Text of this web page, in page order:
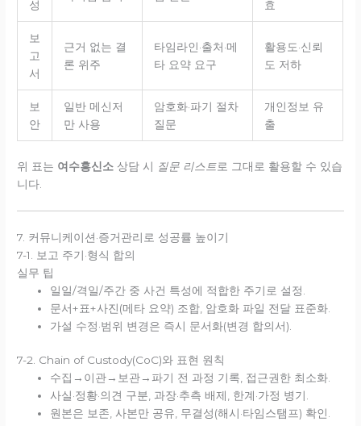
성 효
보
고
서
근거 없는 결
론 위주
타임라인·출처·메
타 요약 요구
활용도·신뢰
도 저하
보
안
일반 메신저
만 사용
암호화·파기 절차
질문
개인정보 유
출
위 표는 여수흥신소 상담 시 질문 리스트로 그대로 활용할 수 있습
니다.
7. 커뮤니케이션·증거관리로 성공률 높이기
7-1. 보고 주기·형식 합의
실무 팁
일일/격일/주간 중 사건 특성에 적합한 주기로 설정.
문서+표+사진(메타 요약) 조합, 암호화 파일 전달 표준화.
가설 수정·범위 변경은 즉시 문서화(변경 합의서).
7-2. Chain of Custody(CoC)와 표현 원칙
수집→이관→보관→파기 전 과정 기록, 접근권한 최소화.
사실·정황·의견 구분, 과장·추측 배제, 한계·가정 병기.
원본은 보존, 사본만 공유, 무결성(해시·타임스탬프) 확인.